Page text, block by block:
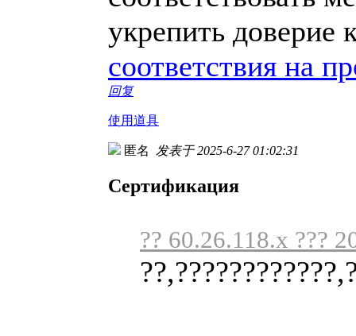
укрепить доверие
соответствия на
回复
使用道具
匿名 发表于 2025-6-27 01:02:31
Сертификация
?? 60.26.118.x ???